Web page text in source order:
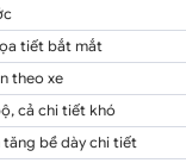
tiết bắt mắt
theo xe
cả chi tiết khó
tăng bề dày chi tiết